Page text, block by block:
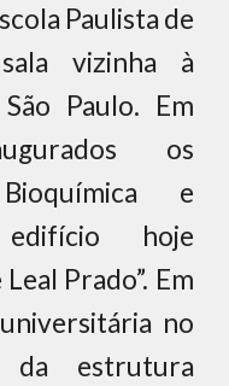
Paulista de
vizinha à
Paulo. Em
os
e
edifício hoje
Prado”. Em
no
estrutura